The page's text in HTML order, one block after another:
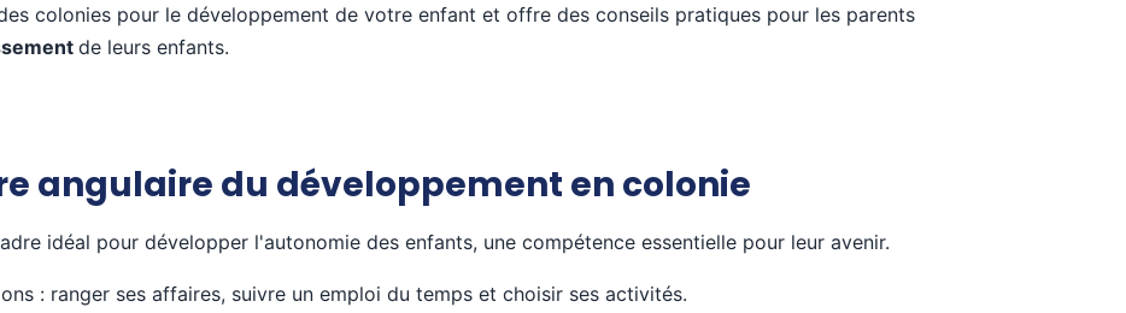
colonies pour le développement de votre enfant et offre des conseils pratiques pour les parents
de leurs enfants.
angulaire du développement en colonie
idéal pour développer l'autonomie des enfants, une compétence essentielle pour leur avenir.
: ranger ses affaires, suivre un emploi du temps et choisir ses activités.